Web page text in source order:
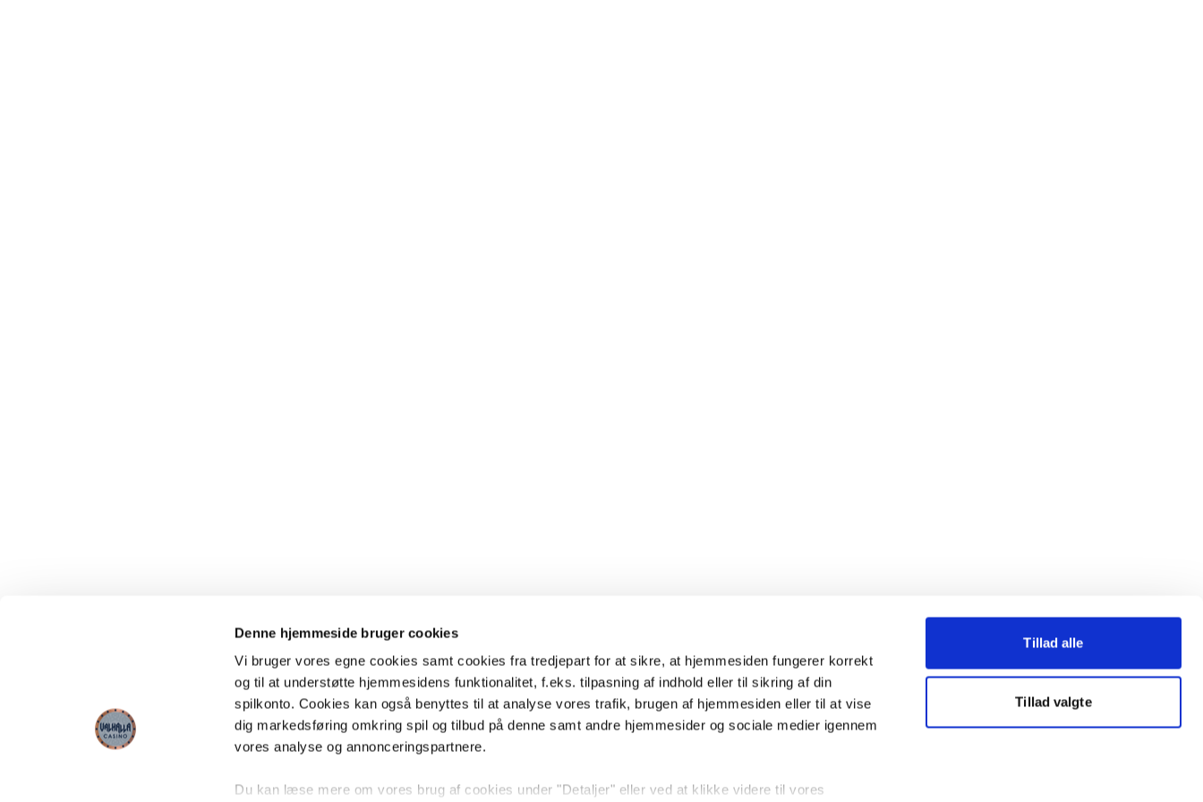
Denne hjemmeside bruger cookies
Vi bruger vores egne cookies samt cookies fra tredjepart for at sikre, at hjemmesiden fungerer korrekt
og til at understøtte hjemmesidens funktionalitet, f.eks. tilpasning af indhold eller til sikring af din
spilkonto. Cookies kan også benyttes til at analyse vores trafik, brugen af hjemmesiden eller til at vise
dig markedsføring omkring spil og tilbud på denne samt andre hjemmesider og sociale medier igennem
vores analyse og annonceringspartnere.
Du kan læse mere om vores brug af cookies under "Detaljer" eller ved at klikke videre til vores
Tillad alle
Tillad valgte